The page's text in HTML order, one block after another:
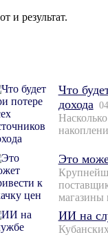
и результат.
Что
дохода
Это
магазины
ИИ на